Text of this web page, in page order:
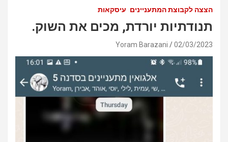
הצצה לקבוצת המתעניינים עיסקאות
תנודתיות יורדת, מכים את השוק.
02/03/2023
Yoram Barazani